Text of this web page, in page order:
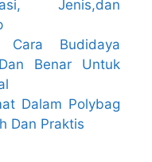
Jenis,dan
Cara Budidaya
Benar Untuk
Dalam Polybag
Dan Praktis